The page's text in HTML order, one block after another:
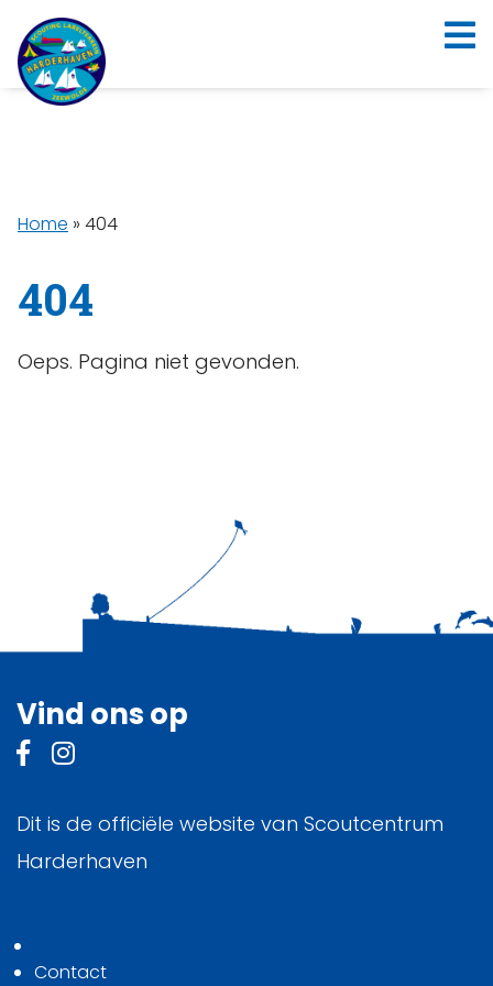
Home » 404
404
Oeps. Pagina niet gevonden.
Vind ons op
Dit is de officiële website van Scoutcentrum
Harderhaven
Contact